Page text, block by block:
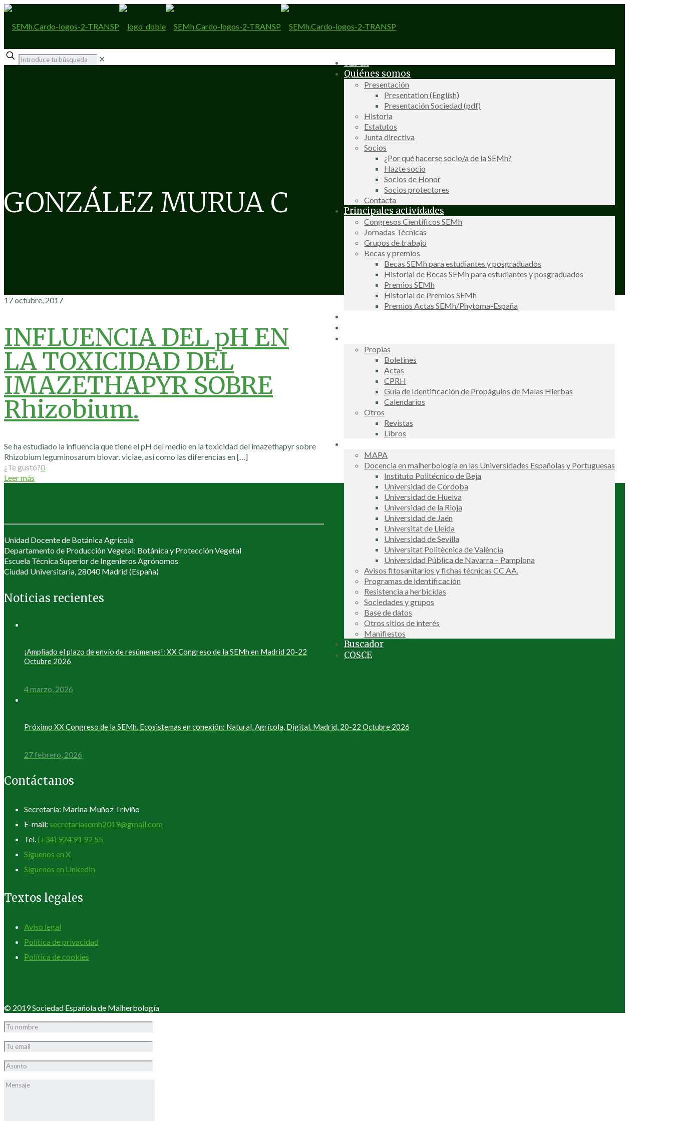
SEMh
Quiénes somos
Presentación
Presentation (English)
Presentación Sociedad (pdf)
Historia
Estatutos
Junta directiva
Socios
¿Por qué hacerse socio/a de la SEMh?
Hazte socio
Socios de Honor
Socios protectores
Contacta
Principales actividades
Congresos Científicos SEMh
Jornadas Técnicas
Grupos de trabajo
Becas y premios
Becas SEMh para estudiantes y posgraduados
Historial de Becas SEMh para estudiantes y posgraduados
Premios SEMh
Historial de Premios SEMh
Premios Actas SEMh/Phytoma-España
Propias
Boletines
Actas
CPRH
Guía de Identificación de Propágulos de Malas Hierbas
Calendarios
Otros
Revistas
Libros
MAPA
Docencia en malherbología en las Universidades Españolas y Portuguesas
Instituto Politécnico de Beja
Universidad de Córdoba
Universidad de Huelva
Universidad de la Rioja
Universidad de Jaén
Universitat de Lleida
Universidad de Sevilla
Universitat Politècnica de València
Universidad Pública de Navarra – Pamplona
Avisos fitosanitarios y fichas técnicas CC.AA.
Programas de identificación
Resistencia a herbicidas
Sociedades y grupos
Base de datos
Otros sitios de interés
Manifiestos
Buscador
COSCE
✕
GONZÁLEZ MURUA C
17 octubre, 2017
INFLUENCIA DEL pH EN
LA TOXICIDAD DEL
IMAZETHAPYR SOBRE
Rhizobium.
Se ha estudiado la influencia que tiene el pH del medio en la toxicidad del imazethapyr sobre
Rhizobium leguminosarum biovar. viciae, así como las diferencias en[…]
¿Te gustó?0
Leer más
Unidad Docente de Botánica Agrícola
Departamento de Producción Vegetal: Botánica y Protección Vegetal
Escuela Técnica Superior de Ingenieros Agrónomos
Ciudad Universitaria, 28040 Madrid (España)
Noticias recientes
¡Ampliado el plazo de envío de resúmenes!: XX Congreso de la SEMh en Madrid 20-22
Octubre 2026
4 marzo, 2026
Próximo XX Congreso de la SEMh. Ecosistemas en conexión: Natural, Agrícola, Digital. Madrid, 20-22 Octubre 2026
27 febrero, 2026
Contáctanos
Secretaría: Marina Muñoz Triviño
E-mail: secretariasemh2019@gmail.com
Tel. (+34) 924 91 92 55
Síguenos en X
Síguenos en LinkedIn
Textos legales
Aviso legal
Política de privacidad
Política de cookies
© 2019 Sociedad Española de Malherbología